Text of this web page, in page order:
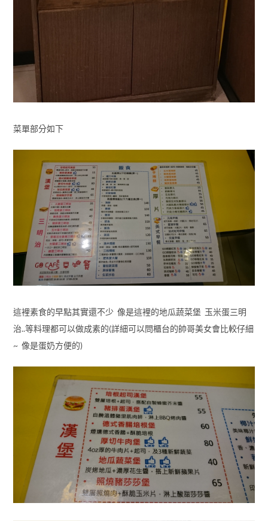
菜單部分如下
這裡素食的早點其實還不少 像是這裡的地瓜蔬菜堡 玉米蛋三明
治..等料理都可以做成素的(詳細可以問櫃台的帥哥美女會比較仔細
~ 像是蛋奶方便的)